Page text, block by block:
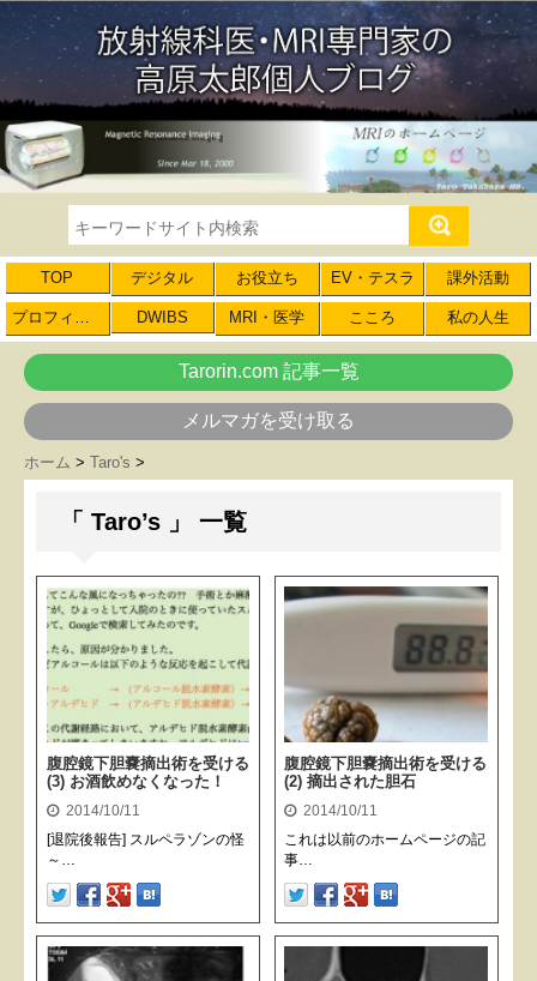
TOP デジタル お役立ち EV・テスラ 課外活動
プロフィール DWIBS MRI・医学 こころ 私の人生
Tarorin.com 記事一覧
メルマガを受け取る
ホーム > Taro's >
「 Taro’s 」 一覧
腹腔鏡下胆嚢摘出術を受ける
(3) お酒飲めなくなった！
2014/10/11
[退院後報告] スルペラゾンの怪
～…
腹腔鏡下胆嚢摘出術を受ける
(2) 摘出された胆石
2014/10/11
これは以前のホームページの記
事…